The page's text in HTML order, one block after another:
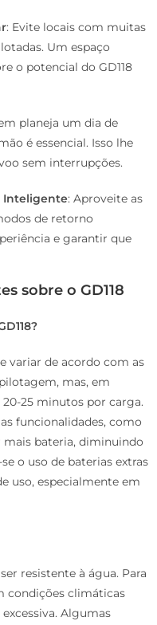
: Evite locais com muitas
Um espaço
o potencial do GD118
planeja um dia de
é essencial. Isso lhe
sem interrupções.
Inteligente: Aproveite as
de retorno
e garantir que
sobre o GD118
variar de acordo com as
mas, em
20-25 minutos por carga.
funcionalidades, como
bateria, diminuindo
o uso de baterias extras
uso, especialmente em
resistente à água. Para
condições climáticas
Algumas